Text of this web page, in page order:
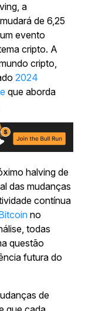
a
de 6,25
evento
cripto. A
cripto,
2024
que aborda
halving de
das mudanças
contínua
no
todas
questão
futura do
de